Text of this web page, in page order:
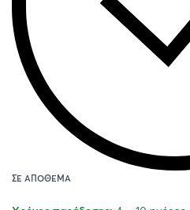
ΣΕ ΑΠΌΘΕΜΑ